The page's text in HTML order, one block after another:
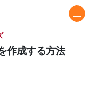
作成する方法